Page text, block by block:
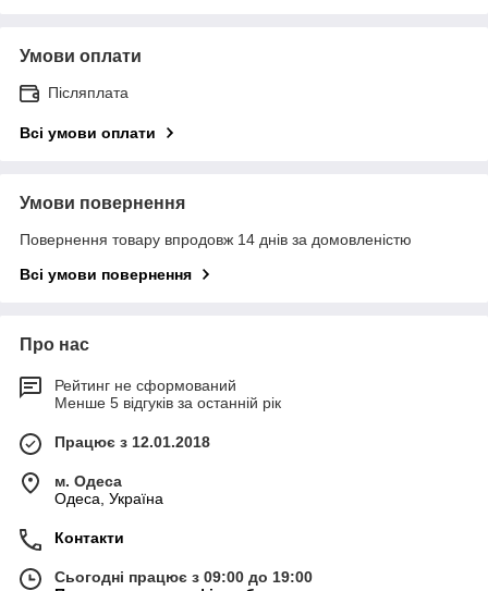
Умови оплати
Післяплата
Всі умови оплати
Умови повернення
Повернення товару впродовж 14 днів за домовленістю
Всі умови повернення
Про нас
Рейтинг не сформований
Менше 5 відгуків за останній рік
Працює з 12.01.2018
м. Одеса
Одеса, Україна
Контакти
Сьогодні працює з 09:00 до 19:00